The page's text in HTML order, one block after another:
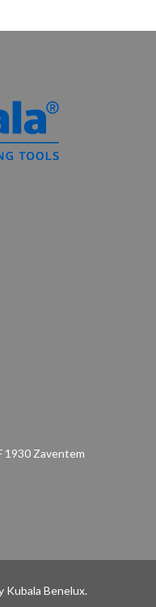
1930 Zaventem
Benelux.